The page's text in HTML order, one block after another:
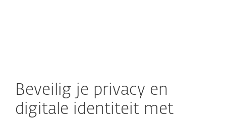
Beveilig je privacy en
digitale identiteit met